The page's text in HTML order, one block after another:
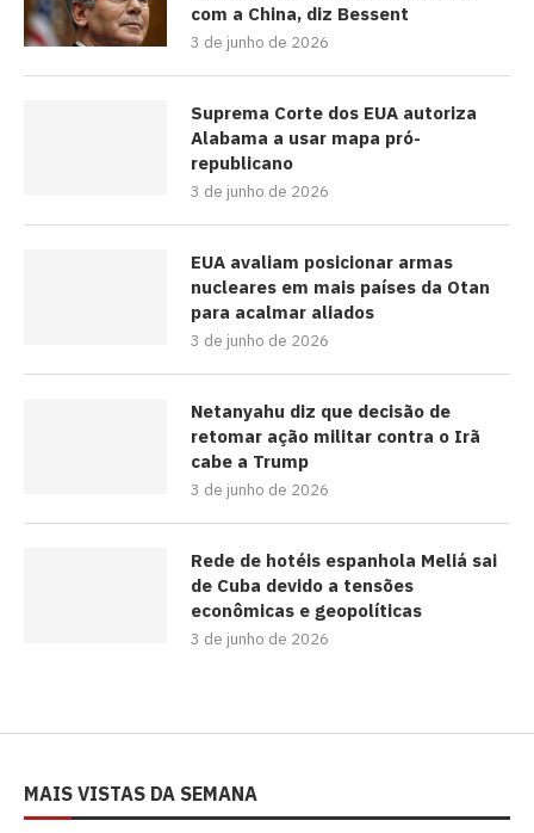
com a China, diz Bessent
3 de junho de 2026
Suprema Corte dos EUA autoriza
Alabama a usar mapa pró-
republicano
3 de junho de 2026
EUA avaliam posicionar armas
nucleares em mais países da Otan
para acalmar aliados
3 de junho de 2026
Netanyahu diz que decisão de
retomar ação militar contra o Irã
cabe a Trump
3 de junho de 2026
Rede de hotéis espanhola Meliá sai
de Cuba devido a tensões
econômicas e geopolíticas
3 de junho de 2026
MAIS VISTAS DA SEMANA